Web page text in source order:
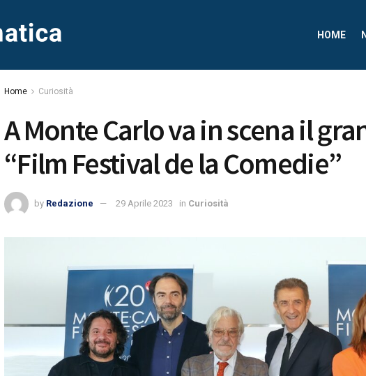
HOME
Home Curiosità
A Monte Carlo va in scena il
“Film Festival de la Comedie”
by Redazione 29 Aprile 2023 in Curiosità